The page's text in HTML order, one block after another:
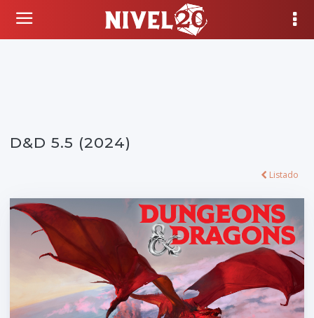
D&D 5.5 (2024)
Listado